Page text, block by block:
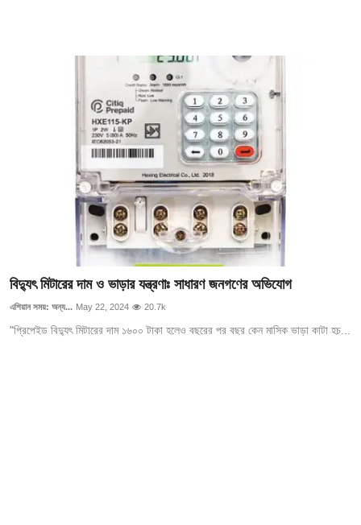
বিদ্যুৎ মিটারের দাম ও ভাড়ার যন্ত্রণাঃ সাধারণ জনগণের অভিযোগ
এশিয়ান সময়: অন্য... May 22, 2024 20.7k
"প্রিপেইড বিদ্যুৎ মিটারের দাম ১৬০০ টাকা হলেও বছরের পর বছর কেন মাসিক ভাড়া কাটা হচ...